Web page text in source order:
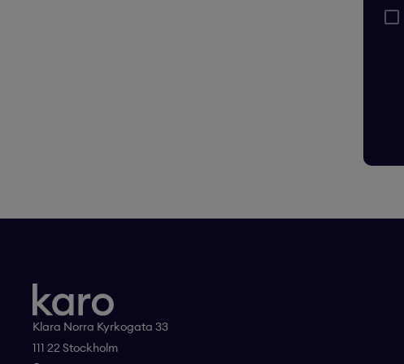
Klara Norra Kyrkogata 33
111 22 Stockholm